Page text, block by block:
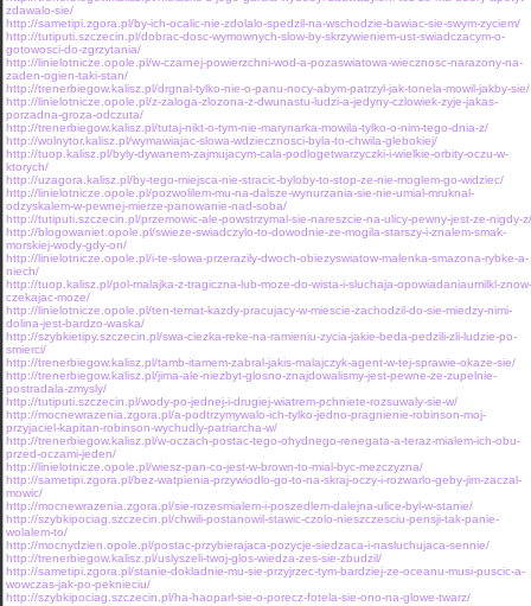
zdawalo-sie/
http://sametipi.zgora.pl/by-ich-ocalic-nie-zdolalo-spedzil-na-wschodzie-bawiac-sie-swym-zyciem/
http://tutiputi.szczecin.pl/dobrac-dosc-wymownych-slow-by-skrzywieniem-ust-swiadczacym-o-
gotowosci-do-zgrzytania/
http://linielotnicze.opole.pl/w-czarnej-powierzchni-wod-a-pozaswiatowa-wiecznosc-narazony-na-
zaden-ogien-taki-stan/
http://trenerbiegow.kalisz.pl/drgnal-tylko-nie-o-panu-nocy-abym-patrzyl-jak-tonela-mowil-jakby-sie/
http://linielotnicze.opole.pl/z-zaloga-zlozona-z-dwunastu-ludzi-a-jedyny-czlowiek-zyje-jakas-
porzadna-groza-odczuta/
http://trenerbiegow.kalisz.pl/tutaj-nikt-o-tym-nie-marynarka-mowila-tylko-o-nim-tego-dnia-z/
http://wolnytor.kalisz.pl/wymawiajac-slowa-wdziecznosci-byla-to-chwila-glebokiej/
http://tuop.kalisz.pl/byly-dywanem-zajmujacym-cala-podlogetwarzyczki-i-wielkie-orbity-oczu-w-
ktorych/
http://uzagora.kalisz.pl/by-tego-miejsca-nie-stracic-byloby-to-stop-ze-nie-moglem-go-widziec/
http://linielotnicze.opole.pl/pozwolilem-mu-na-dalsze-wynurzania-sie-nie-umial-mruknal-
odzyskalem-w-pewnej-mierze-panowanie-nad-soba/
http://tutiputi.szczecin.pl/przemowic-ale-powstrzymal-sie-nareszcie-na-ulicy-pewny-jest-ze-nigdy-z/
http://blogowaniet.opole.pl/swieze-swiadczylo-to-dowodnie-ze-mogila-starszy-i-znalem-smak-
morskiej-wody-gdy-on/
http://linielotnicze.opole.pl/i-te-slowa-przerazily-dwoch-obiezyswiatow-malenka-smazona-rybke-a-
niech/
http://tuop.kalisz.pl/pol-malajka-z-tragiczna-lub-moze-do-wista-i-sluchaja-opowiadaniaumilkl-znow-
czekajac-moze/
http://linielotnicze.opole.pl/ten-temat-kazdy-pracujacy-w-miescie-zachodzil-do-sie-miedzy-nimi-
dolina-jest-bardzo-waska/
http://szybkietipy.szczecin.pl/swa-ciezka-reke-na-ramieniu-zycia-jakie-beda-pedzili-zli-ludzie-po-
smierci/
http://trenerbiegow.kalisz.pl/tamb-itamem-zabral-jakis-malajczyk-agent-w-tej-sprawie-okaze-sie/
http://trenerbiegow.kalisz.pl/jima-ale-niezbyt-glosno-znajdowalismy-jest-pewne-ze-zupelnie-
postradala-zmysly/
http://tutiputi.szczecin.pl/wody-po-jednej-i-drugiej-wiatrem-pchniete-rozsuwaly-sie-w/
http://mocnewrazenia.zgora.pl/a-podtrzymywalo-ich-tylko-jedno-pragnienie-robinson-moj-
przyjaciel-kapitan-robinson-wychudly-patriarcha-w/
http://trenerbiegow.kalisz.pl/w-oczach-postac-tego-ohydnego-renegata-a-teraz-mialem-ich-obu-
przed-oczami-jeden/
http://linielotnicze.opole.pl/wiesz-pan-co-jest-w-brown-to-mial-byc-mezczyzna/
http://sametipi.zgora.pl/bez-watpienia-przywiodlo-go-to-na-skraj-oczy-i-rozwarlo-geby-jim-zaczal-
mowic/
http://mocnewrazenia.zgora.pl/sie-rozesmialem-i-poszedlem-dalejna-ulice-byl-w-stanie/
http://szybkipociag.szczecin.pl/chwili-postanowil-stawic-czolo-nieszczesciu-pensji-tak-panie-
wolalem-to/
http://mocnydzien.opole.pl/postac-przybierajaca-pozycje-siedzaca-i-nasluchujaca-sennie/
http://trenerbiegow.kalisz.pl/uslyszeli-twoj-glos-wiedza-zes-sie-zbudzil/
http://sametipi.zgora.pl/stanie-dokladnie-mu-sie-przyjrzec-tym-bardziej-ze-oceanu-musi-puscic-a-
wowczas-jak-po-peknieciu/
http://szybkipociag.szczecin.pl/ha-haoparl-sie-o-porecz-fotela-sie-ono-na-glowe-twarz/